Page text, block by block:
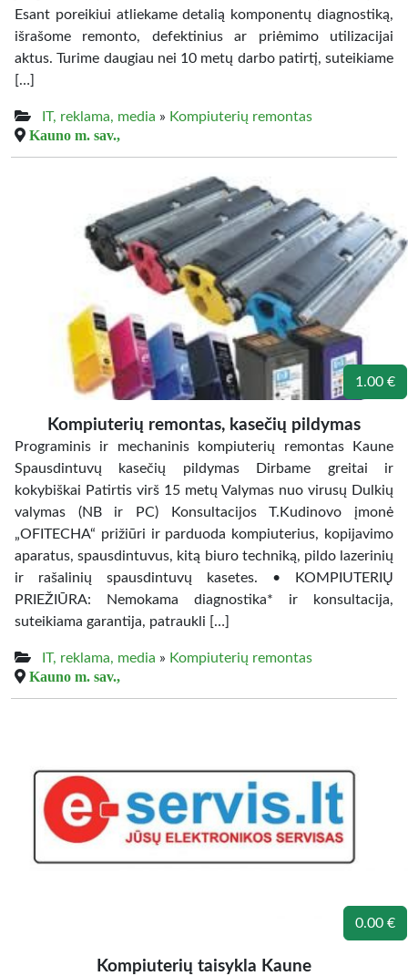
Esant poreikiui atliekame detalią komponentų diagnostiką,
išrašome remonto, defektinius ar priėmimo utilizacijai
aktus. Turime daugiau nei 10 metų darbo patirtį, suteikiame
[…]
IT, reklama, media » Kompiuterių remontas
Kauno m. sav.,
1.00 €
Kompiuterių remontas, kasečių pildymas
Programinis ir mechaninis kompiuterių remontas Kaune
Spausdintuvų kasečių pildymas Dirbame greitai ir
kokybiškai Patirtis virš 15 metų Valymas nuo virusų Dulkių
valymas (NB ir PC) Konsultacijos T.Kudinovo įmonė
„OFITECHA“ prižiūri ir parduoda kompiuterius, kopijavimo
aparatus, spausdintuvus, kitą biuro techniką, pildo lazerinių
ir rašalinių spausdintuvų kasetes. • KOMPIUTERIŲ
PRIEŽIŪRA: Nemokama diagnostika* ir konsultacija,
suteikiama garantija, patraukli […]
IT, reklama, media » Kompiuterių remontas
Kauno m. sav.,
0.00 €
Kompiuterių taisykla Kaune